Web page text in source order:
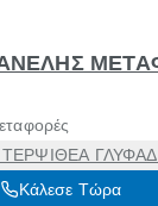
ΤΕΡΨΙΘΕΑ
Αττική, 16561
Κάλεσε Τώρα